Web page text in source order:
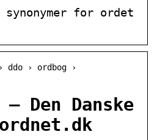
for ordet
› ordbog ›
Den Danske